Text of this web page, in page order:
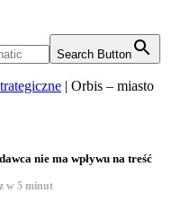
Search Button
| Orbis – miasto
nie ma wpływu na treść
w 5 minut